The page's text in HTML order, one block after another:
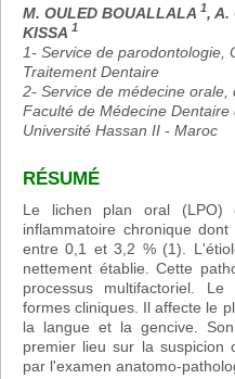
M. OULED BOUALLALA 1, A.
KISSA 1
1- Service de parodontologie,
Traitement Dentaire
2- Service de médecine orale,
Faculté de Médecine Dentaire
Université Hassan II - Maroc
RÉSUMÉ
Le lichen plan oral (LPO)
inflammatoire chronique
entre 0,1 et 3,2 % (1).
nettement établie. Cette
processus multifactoriel.
formes cliniques. Il affecte le
la langue et la gencive.
premier lieu sur la suspicion
par l'examen anatomo-